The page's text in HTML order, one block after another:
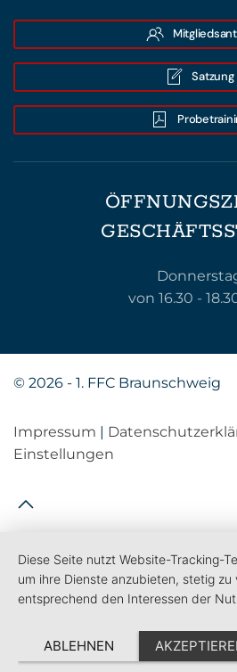
Satzung
von 16.30 -
© 2026 - 1. FFC Braunschweig
Impressum |
Einstellungen
Diese Seite nutzt Website-Tracking-
um ihre Dienste anzubieten, stetig
entsprechend den Interessen der
ABLEHNEN